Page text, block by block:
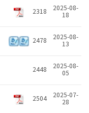
2318
2025-08-
18
2478
2025-08-
13
2448
2025-08-
05
2504
2025-07-
28